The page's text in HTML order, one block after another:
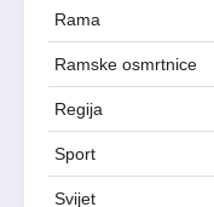
Rama
Ramske osmrtnice
Regija
Sport
Svijet